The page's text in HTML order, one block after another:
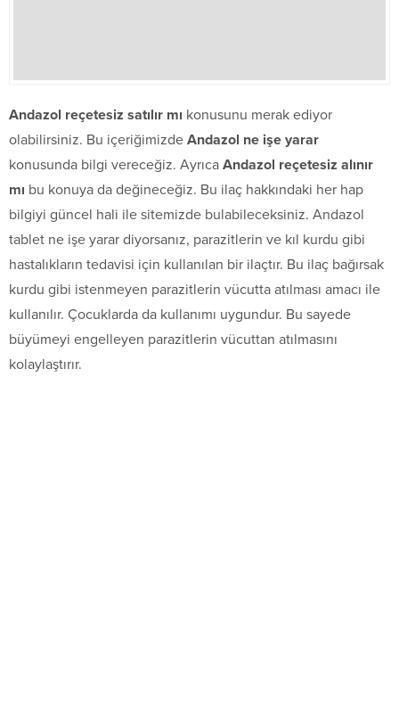
Andazol reçetesiz satılır mı konusunu merak ediyor
olabilirsiniz. Bu içeriğimizde Andazol ne işe yarar
konusunda bilgi vereceğiz. Ayrıca Andazol reçetesiz alınır
mı bu konuya da değineceğiz. Bu ilaç hakkındaki her hap
bilgiyi güncel hali ile sitemizde bulabileceksiniz. Andazol
tablet ne işe yarar diyorsanız, parazitlerin ve kıl kurdu gibi
hastalıkların tedavisi için kullanılan bir ilaçtır. Bu ilaç bağırsak
kurdu gibi istenmeyen parazitlerin vücutta atılması amacı ile
kullanılır. Çocuklarda da kullanımı uygundur. Bu sayede
büyümeyi engelleyen parazitlerin vücuttan atılmasını
kolaylaştırır.